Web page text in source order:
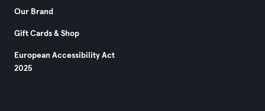
Our Brand
Gift Cards & Shop
European Accessibility Act
2025